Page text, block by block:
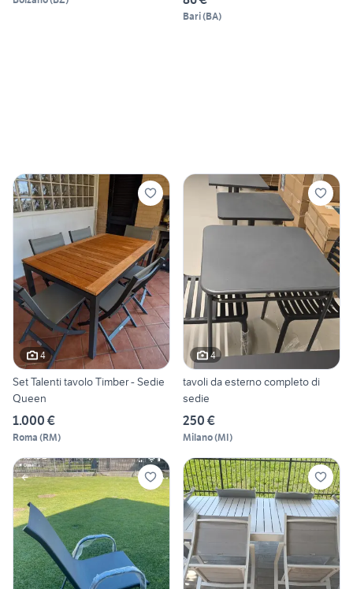
Bari(BA)
4
Set Talenti tavolo Timber - Sedie
Queen
1.000 €
Roma (RM)
4
tavoli da esterno completo di
sedie
250 €
Milano(MI)